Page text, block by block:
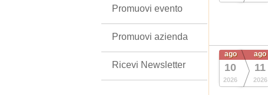
ago
10
2026
ago
11
2026
Promuovi evento
Promuovi azienda
Ricevi Newsletter